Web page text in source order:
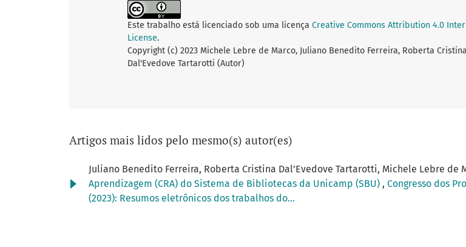
Este trabalho está licenciado sob uma licença Creative Commons Attribution 4.0
License.
Copyright (c) 2023 Michele Lebre de Marco, Juliano Benedito Ferreira, Roberta Cristina
Dal'Evedove Tartarotti (Autor)
Artigos mais lidos pelo mesmo(s) autor(es)
Juliano Benedito Ferreira, Roberta Cristina Dal’Evedove Tartarotti, Michele Lebre de
Aprendizagem (CRA) do Sistema de Bibliotecas da Unicamp (SBU) , Congresso dos
(2023): Resumos eletrônicos dos trabalhos do...